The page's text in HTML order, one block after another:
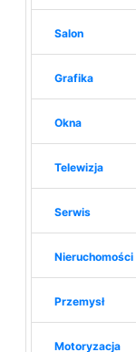
Salon
Grafika
Okna
Telewizja
Serwis
Nieruchomości
Przemysł
Motoryzacja